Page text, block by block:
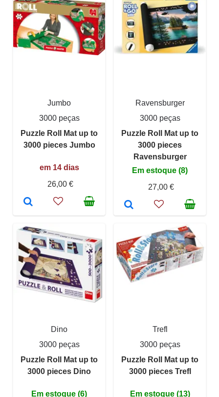
Jumbo
3000 peças
Puzzle Roll Mat up to
3000 pieces Jumbo
em 14 dias
26,00 €
Ravensburger
3000 peças
Puzzle Roll Mat up to
3000 pieces
Ravensburger
Em estoque (8)
27,00 €
Dino
3000 peças
Puzzle Roll Mat up to
3000 pieces Dino
Em estoque (6)
Trefl
3000 peças
Puzzle Roll Mat up to
3000 pieces Trefl
Em estoque (13)